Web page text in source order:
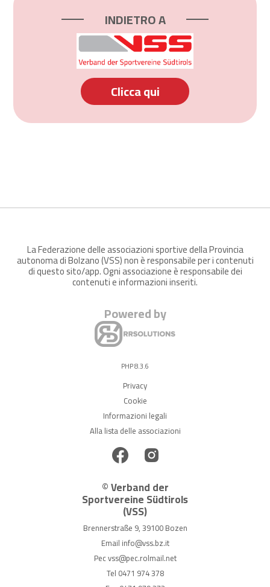
INDIETRO A
Clicca qui
La Federazione delle associazioni sportive della Provincia
autonoma di Bolzano (VSS) non è responsabile per i contenuti
di questo sito/app. Ogni associazione è responsabile dei
contenuti e informazioni inseriti.
Powered by
PHP 8.3.6
Privacy
Cookie
Informazioni legali
Alla lista delle associazioni
© Verband der
Sportvereine Südtirols
(VSS)
Brennerstraße 9, 39100 Bozen
Email info@vss.bz.it
Pecvss@pec.rolmail.net
Tel 0471 974 378